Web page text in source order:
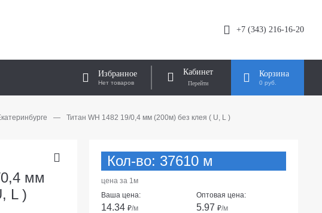
+7 (343) 216-16-20
Избранное
Нет товаров
Кабинет Корзина
0 руб.
— Титан WH 1482 19/0,4 мм (200м) без клея ( U, L )
Кол-во: 37610 м
цена за 1м
Ваша цена:
14.34₽/м
Оптовая цена:
5.97₽/м
мм
L )